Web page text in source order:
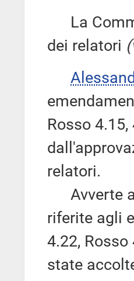
La
dei relatori
Rosso
relatori.
Avverte
riferite agli
4.22,
state